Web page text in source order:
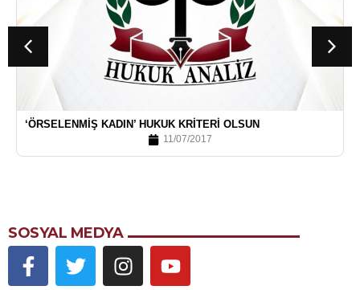
‘ÖRSELENMIŞ KADIN’ HUKUK KRITERI OLSUN
11/07/2017
SOSYAL MEDYA